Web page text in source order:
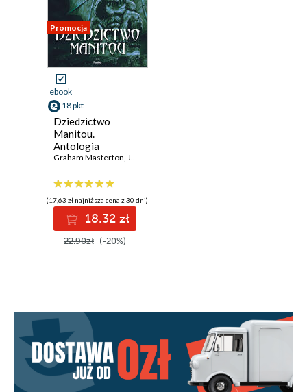
Promocja
ebook
18 pkt
Dziedzictwo
Manitou.
Antologia
dedykowana
Mastertonowi
Graham Masterton, Jacek Rostocki
(17,63 zł najniższa cena z 30 dni)
18.32 zł
22.90zł (-20%)